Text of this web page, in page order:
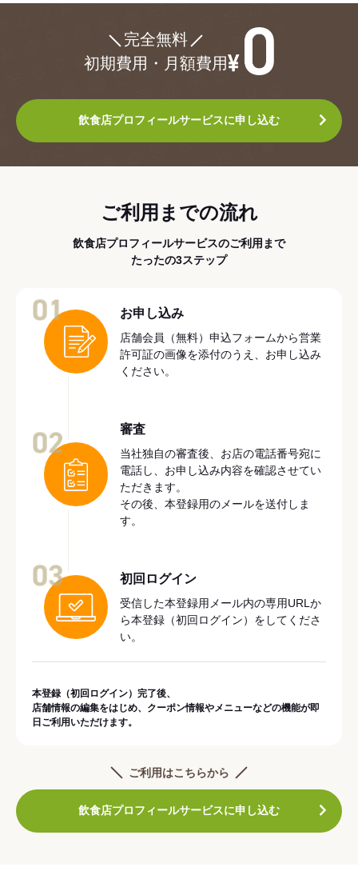
完全無料
初期費用・月額費用
飲食店プロフィールサービスに申し込む
ご利用までの流れ
飲食店プロフィールサービスのご利用まで
たったの3ステップ
お申し込み
店舗会員（無料）申込フォームから営業
許可証の画像を添付のうえ、お申し込み
ください。
審査
当社独自の審査後、お店の電話番号宛に
電話し、お申し込み内容を確認させてい
ただきます。
その後、本登録用のメールを送付しま
す。
初回ログイン
受信した本登録用メール内の専用URLか
ら本登録（初回ログイン）をしてくださ
い。
本登録（初回ログイン）完了後、
店舗情報の編集をはじめ、クーポン情報やメニューなどの機能が即
日ご利用いただけます。
ご利用はこちらから
飲食店プロフィールサービスに申し込む